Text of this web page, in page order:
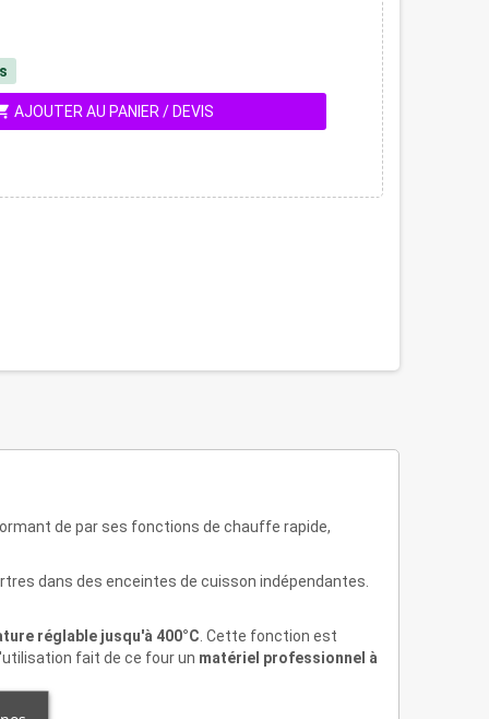
AJOUTER AU PANIER / DEVIS
de par ses fonctions de chauffe rapide,
dans des enceintes de cuisson indépendantes.
réglable jusqu'à 400°C. Cette fonction est
fait de ce four un matériel professionnel à